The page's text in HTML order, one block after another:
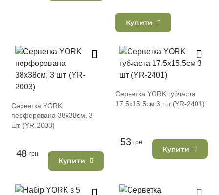
Купити
Серветка YORK
перфорована 38х38см, 3
шт. (YR-2003)
48 грн
Купити
Серветка YORK губчаста
17.5х15.5см 3 шт (YR-2401)
53 грн
Купити